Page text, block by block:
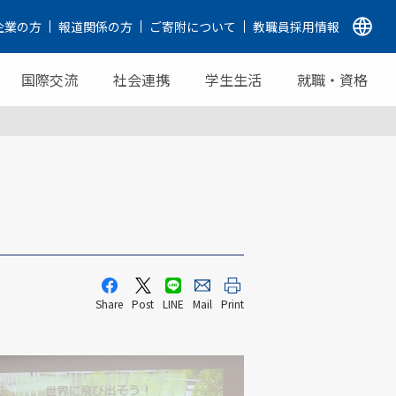
業の方 報道関係の方 ご寄附について 教職員採用情報
国際交流 社会連携 学生生活 就職・資格
Share Post LINE Mail Print